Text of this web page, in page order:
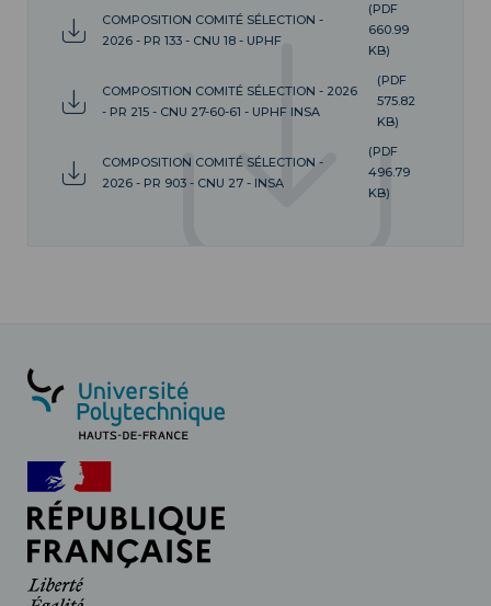
COMPOSITION COMITÉ SÉLECTION -
2026 - PR 133 - CNU 18 - UPHF
(PDF
660.99
KB)
COMPOSITION COMITÉ SÉLECTION - 2026
- PR 215 - CNU 27-60-61 - UPHF INSA
(PDF
575.82
KB)
COMPOSITION COMITÉ SÉLECTION -
2026 - PR 903 - CNU 27 - INSA
(PDF
496.79
KB)